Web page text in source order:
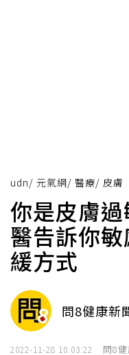
udn/ 元氣網/ 醫療/ 皮膚
你是皮膚
醫告訴你
緩方式
問8健康新
2022-11-28 10:03:22 問8